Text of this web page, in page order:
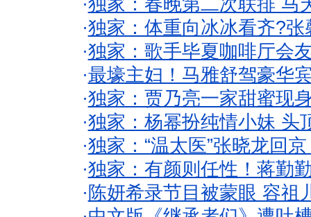
·独家：春晚第二次联排 马
·独家：体重向冰冰看齐?
·独家：歌手毕夏咖啡厅会
·最壕主妇！马雅舒驾豪华
·独家：贾乃亮一家甜蜜现
·独家：杨幂扮纯情小妹 头
·独家：“温太医”张晓龙回
·独家：有颜则任性！蒋勤
· 陈妍希录节目被蒙眼 容祖